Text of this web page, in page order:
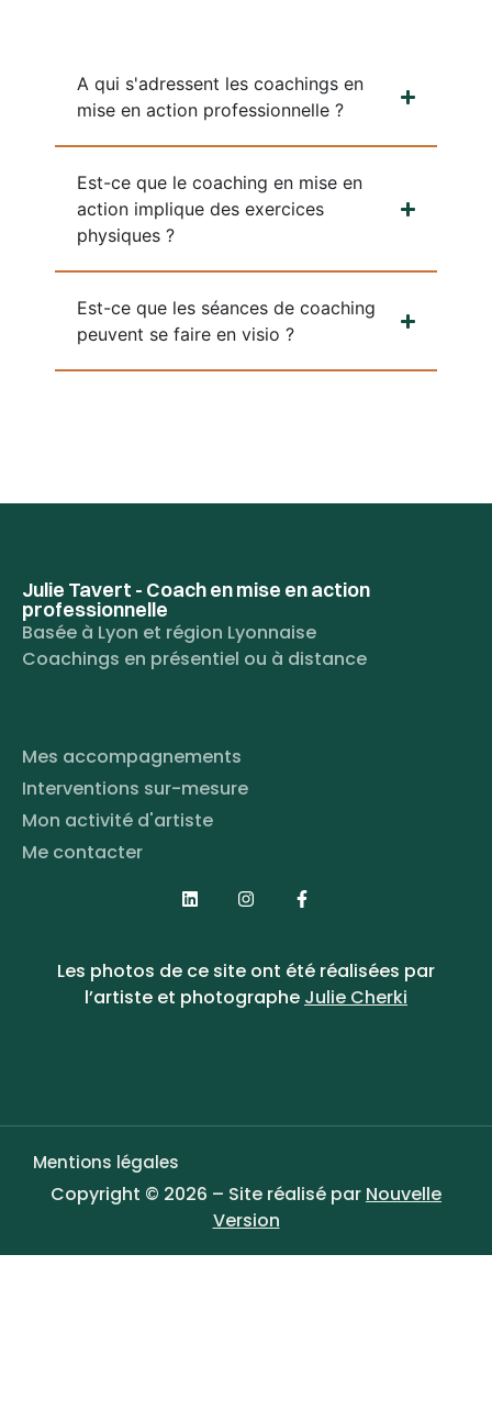
A qui s'adressent les coachings en
mise en action professionnelle ?
Est-ce que le coaching en mise en
action implique des exercices
physiques ?
Est-ce que les séances de coaching
peuvent se faire en visio ?
Julie Tavert - Coach en mise en action
professionnelle
Basée à Lyon et région Lyonnaise
Coachings en présentiel ou à distance
Mes accompagnements
Interventions sur-mesure
Mon activité d'artiste
Me contacter
Les photos de ce site ont été réalisées par
l’artiste et photographe Julie Cherki
Copyright © 2026 – Site réalisé par Nouvelle
Version
Mentions légales